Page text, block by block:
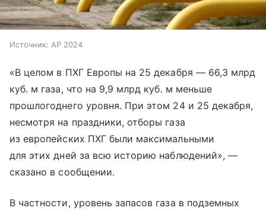
Источник: AP 2024
«В целом в ПХГ Европы на 25 декабря — 66,3 млрд
куб. м газа, что на 9,9 млрд куб. м меньше
прошлогоднего уровня. При этом 24 и 25 декабря,
несмотря на праздники, отборы газа
из европейских ПХГ были максимальными
для этих дней за всю историю наблюдений», —
сказано в сообщении.
В частности, уровень запасов газа в подземных